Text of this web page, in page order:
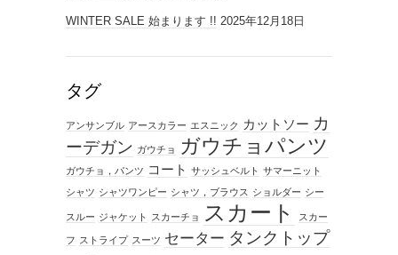
WINTER SALE 始まります !! 2025年12月18日
タグ
アンサンブル アースカラー エスニック カットソー カ
ーデガン ガウチョ ガウチョパンツ
ガウチョ，パンツ コート サッシュベルト サマーニット
シャツ シャツワンピー シャツ，ブラウス ショルダー シー
スルー ジャケット スカーチョ スカート スカー
フ ストライプ スーツ セーター タンクトップ